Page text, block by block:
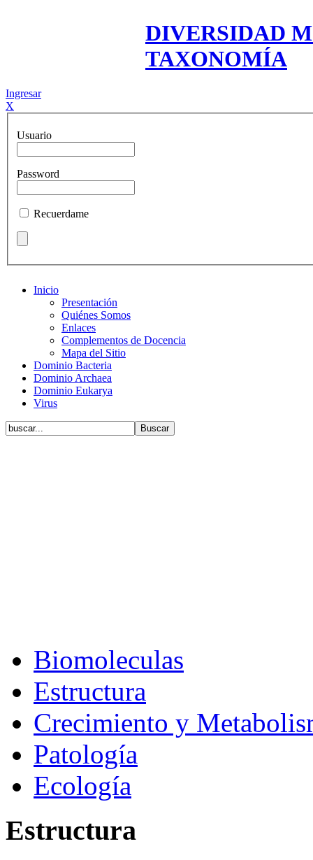
DIVERSIDAD
TAXONOMÍA
Ingresar
X
Usuario
Password
Recuerdame
Inicio
Presentación
Quiénes Somos
Enlaces
Complementos de Docencia
Mapa del Sitio
Dominio Bacteria
Dominio Archaea
Dominio Eukarya
Virus
Biomoleculas
Estructura
Crecimiento y
Patología
Ecología
Estructura